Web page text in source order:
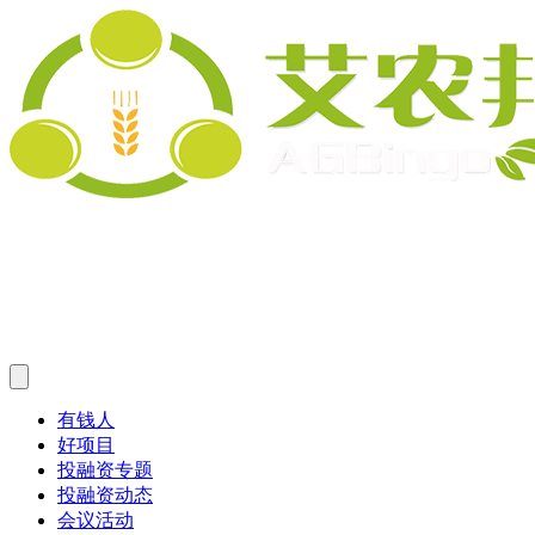
有钱人
好项目
投融资专题
投融资动态
会议活动